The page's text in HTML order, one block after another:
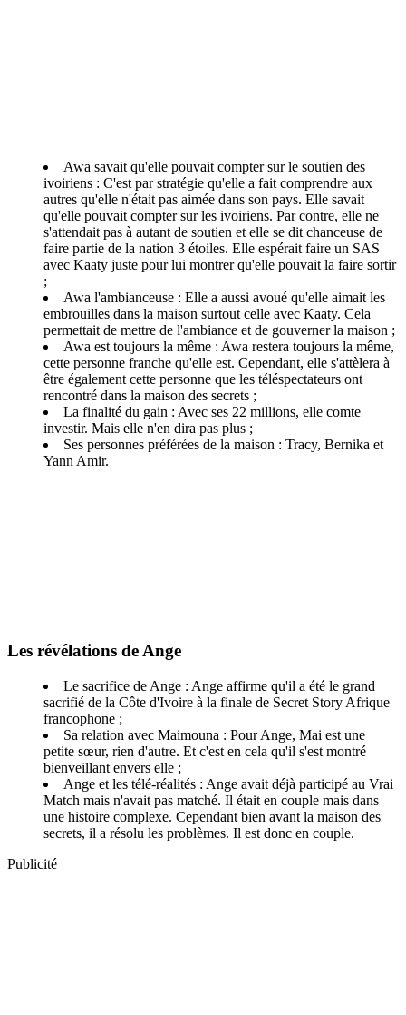
Awa savait qu'elle pouvait compter sur le soutien des
ivoiriens : C'est par stratégie qu'elle a fait comprendre aux
autres qu'elle n'était pas aimée dans son pays. Elle savait
qu'elle pouvait compter sur les ivoiriens. Par contre, elle ne
s'attendait pas à autant de soutien et elle se dit chanceuse de
faire partie de la nation 3 étoiles. Elle espérait faire un SAS
avec Kaaty juste pour lui montrer qu'elle pouvait la faire sortir
;
Awa l'ambianceuse : Elle a aussi avoué qu'elle aimait les
embrouilles dans la maison surtout celle avec Kaaty. Cela
permettait de mettre de l'ambiance et de gouverner la maison ;
Awa est toujours la même : Awa restera toujours la même,
cette personne franche qu'elle est. Cependant, elle s'attèlera à
être également cette personne que les téléspectateurs ont
rencontré dans la maison des secrets ;
La finalité du gain : Avec ses 22 millions, elle comte
investir. Mais elle n'en dira pas plus ;
Ses personnes préférées de la maison : Tracy, Bernika et
Yann Amir.
Les révélations de Ange
Le sacrifice de Ange : Ange affirme qu'il a été le grand
sacrifié de la Côte d'Ivoire à la finale de Secret Story Afrique
francophone ;
Sa relation avec Maimouna : Pour Ange, Mai est une
petite sœur, rien d'autre. Et c'est en cela qu'il s'est montré
bienveillant envers elle ;
Ange et les télé-réalités : Ange avait déjà participé au Vrai
Match mais n'avait pas matché. Il était en couple mais dans
une histoire complexe. Cependant bien avant la maison des
secrets, il a résolu les problèmes. Il est donc en couple.
Publicité